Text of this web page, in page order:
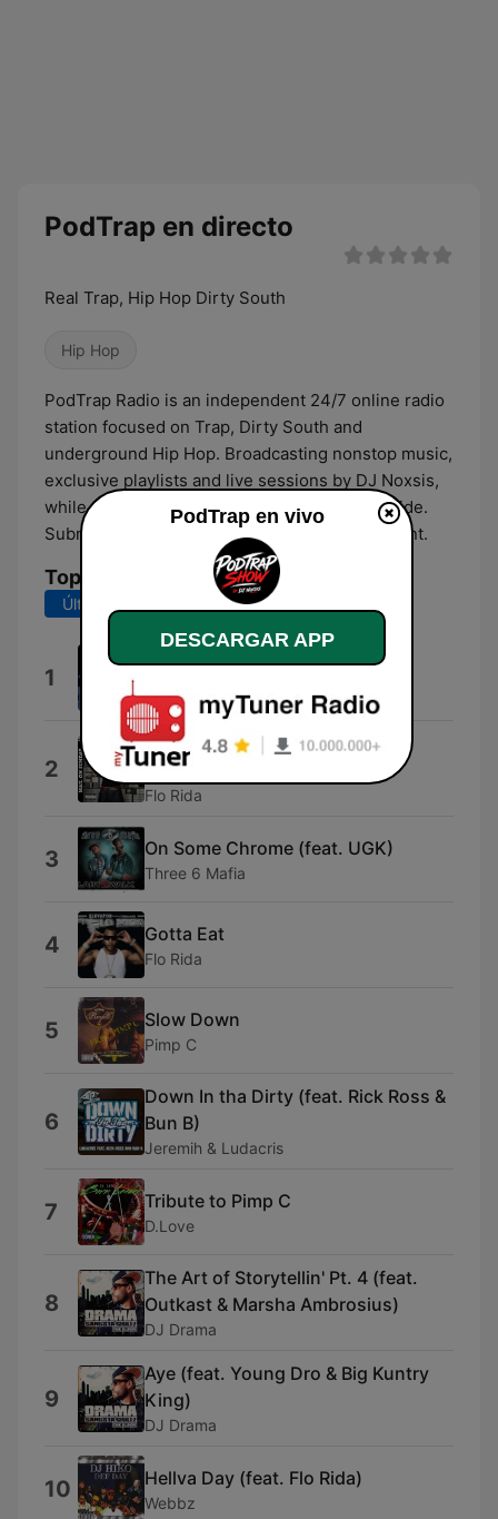
PodTrap en directo
Real Trap, Hip Hop Dirty South
Hip Hop
PodTrap Radio is an independent 24/7 online radio
station focused on Trap, Dirty South and
underground Hip Hop. Broadcasting nonstop music,
exclusive playlists and live sessions by DJ Noxsis,
while supporting independent artists worldwide.
Submit your music and be part of the movement.
Top Canciones
Últimos 7 días Últimos 30 días
1 Unbreakable
Quizzle The Cannon
2
Money Right (feat. Rick Ross &
Brisco)
Flo Rida
3 On Some Chrome (feat. UGK)
Three 6 Mafia
4 Gotta Eat
Flo Rida
5 Slow Down
Pimp C
6
Down In tha Dirty (feat. Rick Ross &
Bun B)
Jeremih & Ludacris
7 Tribute to Pimp C
D.Love
8
The Art of Storytellin' Pt. 4 (feat.
Outkast & Marsha Ambrosius)
DJ Drama
9
Aye (feat. Young Dro & Big Kuntry
King)
DJ Drama
10 Hellva Day (feat. Flo Rida)
Webbz
PodTrap en vivo
DESCARGAR APP